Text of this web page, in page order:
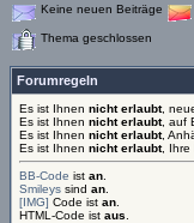
Keine neuen Beiträge
Thema geschlossen
Forumregeln
Es ist Ihnen nicht erlaubt,
Es ist Ihnen nicht erlaubt, auf
Es ist Ihnen nicht erlaubt,
Es ist Ihnen nicht erlaubt, Ihre
BB-Code ist an
Smileys sind an
[IMG] Code ist an
HTML-Code ist aus